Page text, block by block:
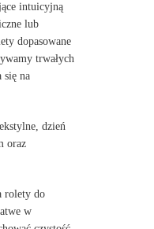
intuicyjną
lub
dopasowane
trwałych
się na
dzień
oraz
rolety do
w